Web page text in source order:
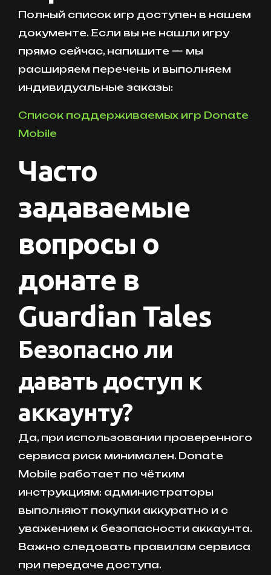
Полный список игр доступен в нашем
документе. Если вы не нашли игру
прямо сейчас, напишите — мы
расширяем перечень и выполняем
индивидуальные заказы:
Список поддерживаемых игр Donate
Mobile
Часто
задаваемые
вопросы о
донате в
Guardian Tales
Безопасно ли
давать доступ к
аккаунту?
Да, при использовании проверенного
сервиса риск минимален. Donate
Mobile работает по чётким
инструкциям: администраторы
выполняют покупки аккуратно и с
уважением к безопасности аккаунта.
Важно следовать правилам сервиса
при передаче доступа.